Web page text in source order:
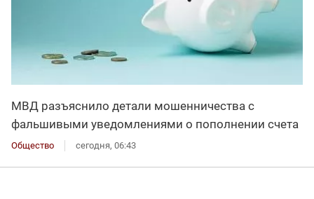
МВД разъяснило детали мошенничества с
фальшивыми уведомлениями о пополнении счета
Общество сегодня, 06:43